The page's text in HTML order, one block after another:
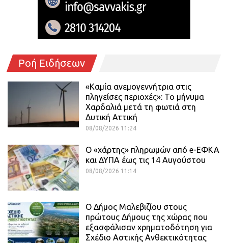
Ροή Ειδήσεων
«Καμία ανεμογεννήτρια στις
πληγείσες περιοχές»: Το μήνυμα
Χαρδαλιά μετά τη φωτιά στη
Δυτική Αττική
08/08/2026 11:24
Ο «χάρτης» πληρωμών από e-ΕΦΚΑ
και ΔΥΠΑ έως τις 14 Αυγούστου
08/08/2026 11:14
Ο Δήμος Μαλεβιζίου στους
πρώτους Δήμους της χώρας που
εξασφάλισαν χρηματοδότηση για
Σχέδιο Αστικής Ανθεκτικότητας